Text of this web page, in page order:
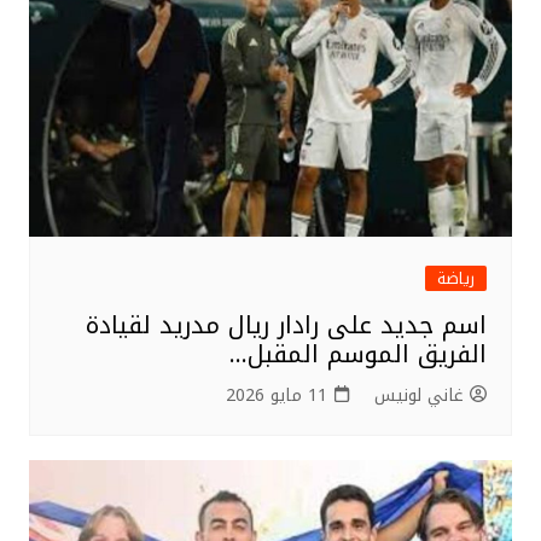
رياضة
اسم جديد على رادار ريال مدريد لقيادة
الفريق الموسم المقبل…
غاني لونيس 11 مايو 2026